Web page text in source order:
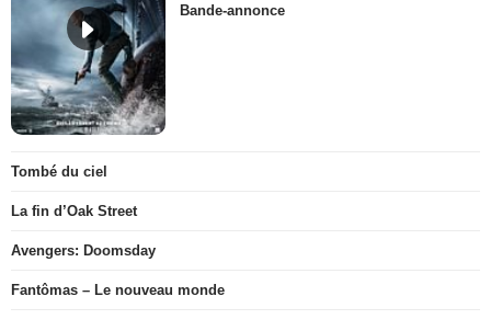
Bande-annonce
Tombé du ciel
La fin d’Oak Street
Avengers: Doomsday
Fantômas – Le nouveau monde